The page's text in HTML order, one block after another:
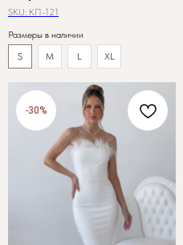
SKU: КП-121
Размеры в наличии
S
M L XL
-30%